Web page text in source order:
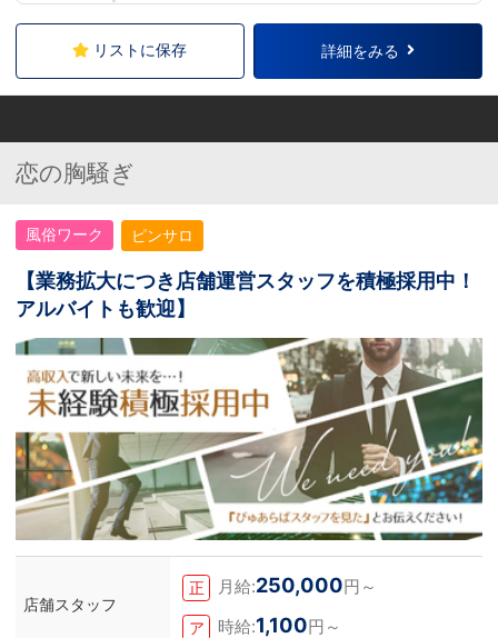
リストに保存 詳細をみる
恋の胸騒ぎ
風俗ワーク ピンサロ
【業務拡大につき店舗運営スタッフを積極採用中！
アルバイトも歓迎】
店舗スタッフ
正 月給:250,000円～
ア 時給:1,100円～